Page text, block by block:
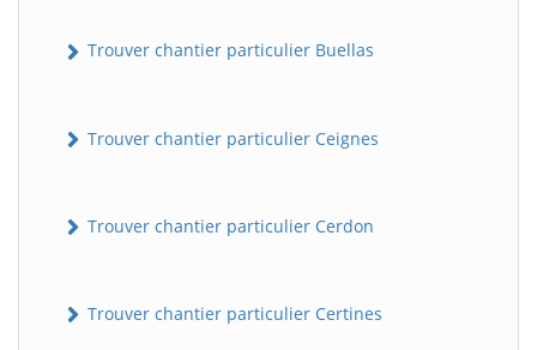
Trouver chantier particulier Buellas
Trouver chantier particulier Ceignes
Trouver chantier particulier Cerdon
Trouver chantier particulier Certines